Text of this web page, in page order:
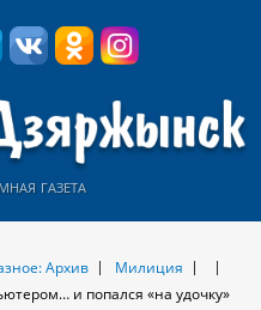
газета
Архив
Милиция
и попался «на удочку»